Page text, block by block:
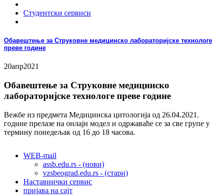
Студентски сервиси
Обавештење за Струковне медицинско лабораторијске технологе
преве године
20апр2021
Обавештење за Струковне медицинско
лабораторијске технологе преве године
Вежбе из предмета Медицинска цитологија од 26.04.2021.
године прелазе на онлајн модел и одржаваће се за све групе у
термину понедељак од 16 до 18 часова.
WEB-mail
assb.edu.rs - (нови)
vzsbeograd.edu.rs - (стари)
Наставнички сервис
пријава на сајт